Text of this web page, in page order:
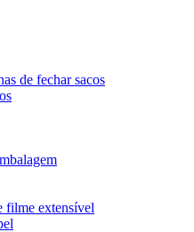
de fechar sacos
filme extensível